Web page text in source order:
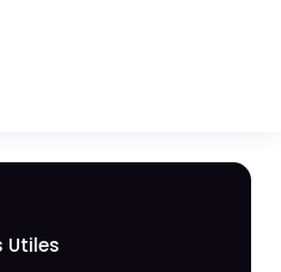
Utiles